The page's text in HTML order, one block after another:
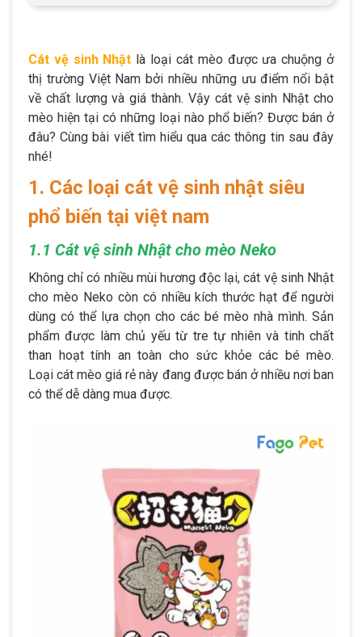
Cát vệ sinh Nhật là loại cát mèo được ưa chuộng ở
thị trường Việt Nam bởi nhiều những ưu điểm nổi bật
về chất lượng và giá thành. Vậy cát vệ sinh Nhật cho
mèo hiện tại có những loại nào phổ biến? Được bán ở
đâu? Cùng bài viết tìm hiểu qua các thông tin sau đây
nhé!
1. Các loại cát vệ sinh nhật siêu
phổ biến tại việt nam
1.1 Cát vệ sinh Nhật cho mèo Neko
Không chỉ có nhiều mùi hương độc lại, cát vệ sinh Nhật
cho mèo Neko còn có nhiều kích thước hạt để người
dùng có thể lựa chọn cho các bé mèo nhà mình. Sản
phẩm được làm chủ yếu từ tre tự nhiên và tinh chất
than hoạt tính an toàn cho sức khỏe các bé mèo.
Loại cát mèo giá rẻ này đang được bán ở nhiều nơi ban
có thể dễ dàng mua được.